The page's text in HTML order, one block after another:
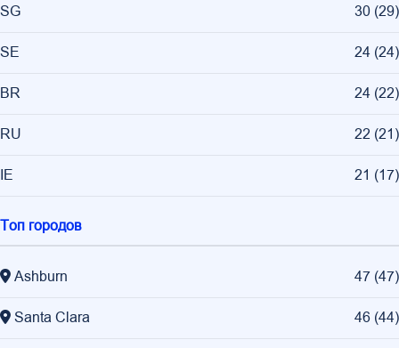
SG 30 (29)
SE 24 (24)
BR 24 (22)
RU 22 (21)
IE 21 (17)
Топ городов
Ashburn 47 (47)
Santa Clara 46 (44)